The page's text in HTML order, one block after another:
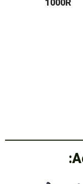
1000R